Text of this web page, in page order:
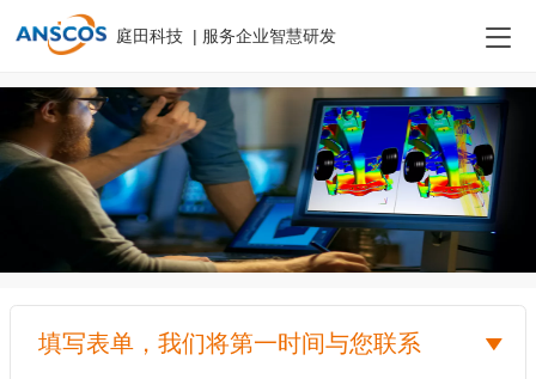
庭田科技 | 服务企业智慧研发
填写表单，我们将第一时间与您联系